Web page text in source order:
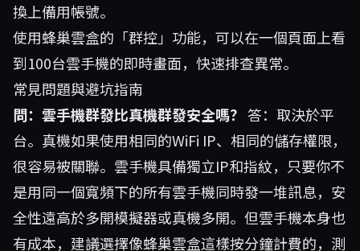
換上備用帳號。
使用蜂巢雲盒的「群控」功能，可以在一個頁面上看
到100台雲手機的即時畫面，快速排查異常。
常見問題與避坑指南
問：雲手機群發比真機群發安全嗎？ 答：取決於平
台。真機如果使用相同的WiFi IP、相同的儲存權限，
很容易被關聯。雲手機具備獨立IP和指紋，只要你不
是用同一個寬頻下的所有雲手機同時發一堆訊息，安
全性遠高於多開模擬器或真機多開。但雲手機本身也
有成本，建議選擇像蜂巢雲盒這樣按分鐘計費的，測